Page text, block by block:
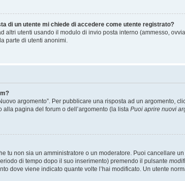
di un utente mi chiede di accedere come utente registrato?
altri utenti usando il modulo di invio posta interno (ammesso,
parte di utenti anonimi.
argomento”. Per pubblicare una risposta ad un argomento,
pagina del forum o dell’argomento (la lista Puoi aprire nuovi
tu non sia un amministratore o un moderatore. Puoi cancellare
di tempo dopo il suo inserimento) premendo il pulsante
dove viene indicato quante volte l’hai modificato. Un utente